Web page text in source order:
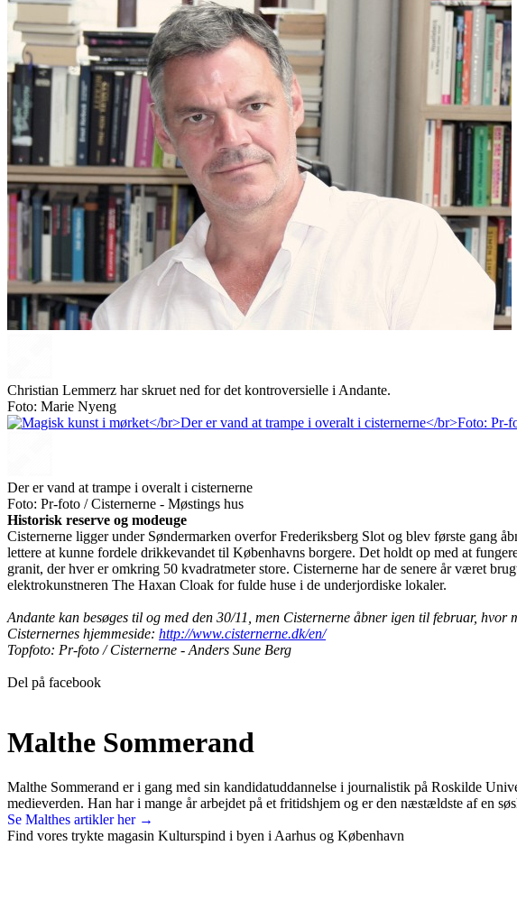
Christian Lemmerz har skruet ned for det kontroversielle i Andante.
Foto: Marie Nyeng
Der er vand at trampe i overalt i cisternerne
Foto: Pr-foto / Cisternerne - Møstings hus
Historisk reserve og modeuge
Cisternerne ligger under Søndermarken overfor Frederiksberg Slot og blev første gang
lettere at kunne fordele drikkevandet til Københavns borgere. Det holdt op med at
granit, der hver er omkring 50 kvadratmeter store. Cisternerne har de senere år været
elektrokunstneren The Haxan Cloak for fulde huse i de underjordiske lokaler.
Andante kan besøges til og med den 30/11, men Cisternerne åbner igen til februar,
Cisternernes hjemmeside: http://www.cisternerne.dk/en/
Topfoto: Pr-foto / Cisternerne - Anders Sune Berg
Del på facebook
Malthe Sommerand
Malthe Sommerand er i gang med sin kandidatuddannelse i journalistik på Roskilde
medieverden. Han har i mange år arbejdet på et fritidshjem og er den næstældste af en
Se Malthes artikler her →
Find vores trykte magasin Kulturspind i byen i Aarhus og København